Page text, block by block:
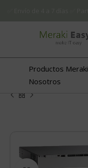
Productos Meraki
Nosotros